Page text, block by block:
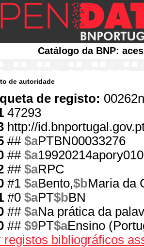
Catálogo da BNP:
de autoridade
de registo:
47293
http://
## $aPTBN00033276
## $a
## $aRPC
#1 $aBento,$bMaria da
#0 $aPT$bBN
## $aNa prática da
## $9PT$aEnsino
registos bibliográficos